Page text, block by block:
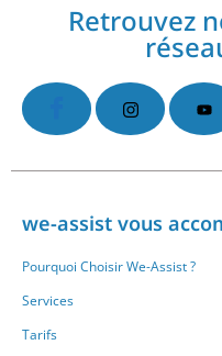
Retrouvez
we-assist vous
Pourquoi Choisir We-Assist ?
Services
Tarifs